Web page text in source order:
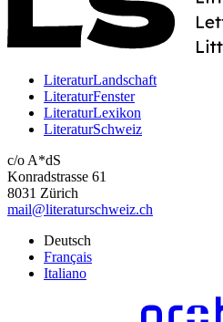
LiteraturLandschaft
LiteraturFenster
LiteraturLexikon
LiteraturSchweiz
c/o A*dS
Konradstrasse 61
8031 Zürich
mail@literaturschweiz.ch
Deutsch
Français
Italiano